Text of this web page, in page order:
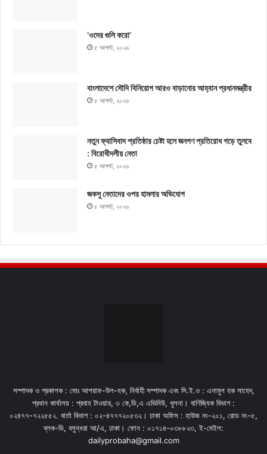
‘ওদের গুলি করো’
৫ আগস্ট, ২০২৬
বাংলাদেশে সৌদি বিনিয়োগ আরও বাড়ানোর আহ্বান প্রধানমন্ত্রীর
৫ আগস্ট, ২০২৬
নতুন ফ্যাসিবাদ প্রতিষ্ঠার চেষ্টা হলে জনগণ প্রতিরোধ গড়ে তুলবে
: বিরোধীদলীয় নেতা
৫ আগস্ট, ২০২৬
জকসু নেতাদের ওপর হামলার অভিযোগ
৫ আগস্ট, ২০২৬
সম্পাদক ও প্রকাশক : মোঃ আশরাফ-উল-হক, নির্বাহী সম্পাদক এবং সি.ই.ও : এনামুল হক সাহেদ,
প্রধান কার্যালয় : প্রবাহ টাওয়ার, ৩ কে,ডি,এ এভিনিউ, খুলনা। বাণিজ্যিক বিভাগ :
০২৪৭৭-৭২২৫৫২. বার্তা বিভাগ : ০২-৪৭৭৭২০৫৩২। ঢাকা অফিস : হাউজ নং-২০১, রোড নং-৫,
ব্লক-ডি, বসুন্ধরা আ/এ, ঢাকা। ফোন : ০১৭১৪-০৩৮৮২৩, ই-মেইল:
dailyprobaha@gmail.com